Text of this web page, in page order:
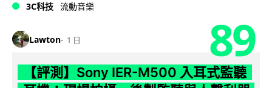
3C科技 流動音樂
Lawton 1 日 89
【評測】Sony IER-M500 入耳式監聽